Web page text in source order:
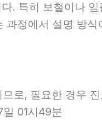
. 특히 보철이나
정에서 설명 방
로, 필요한 경우
01시49분